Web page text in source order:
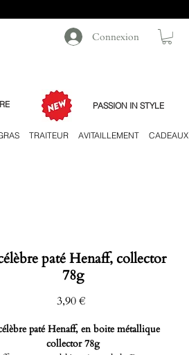
Connexion
PASSION IN STYLE
TRAITEUR AVITAILLEMENT CADEAUX
paté Henaff, collector
78g
3,90 €Prix
paté Henaff, en boite métallique
collector 78g